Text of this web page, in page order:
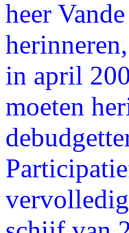
heer
in april
moeten